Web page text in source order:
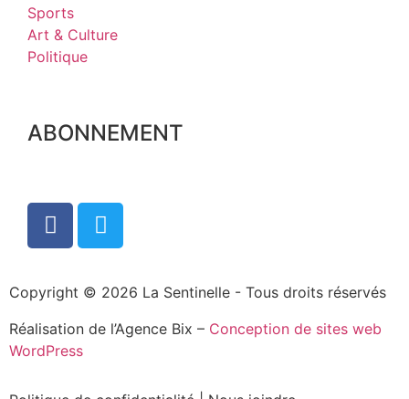
Sports
Art & Culture
Politique
ABONNEMENT
Copyright © 2026 La Sentinelle - Tous droits réservés
Réalisation de l’Agence Bix – Conception de sites web
WordPress